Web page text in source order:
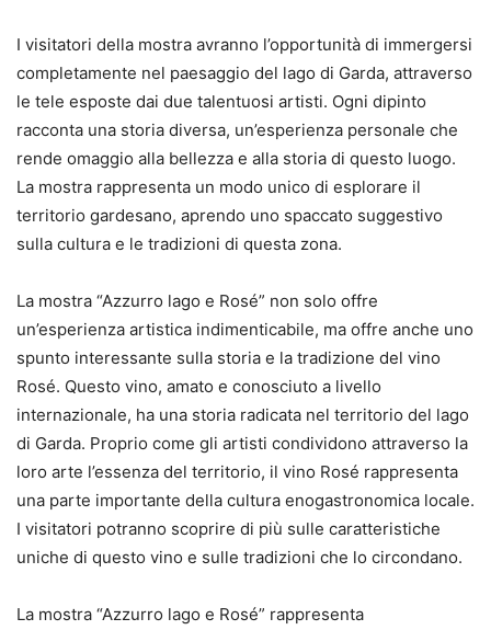
I visitatori della mostra avranno l’opportunità di immergersi
completamente nel paesaggio del lago di Garda, attraverso
le tele esposte dai due talentuosi artisti. Ogni dipinto
racconta una storia diversa, un’esperienza personale che
rende omaggio alla bellezza e alla storia di questo luogo.
La mostra rappresenta un modo unico di esplorare il
territorio gardesano, aprendo uno spaccato suggestivo
sulla cultura e le tradizioni di questa zona.
La mostra “Azzurro lago e Rosé” non solo offre
un’esperienza artistica indimenticabile, ma offre anche uno
spunto interessante sulla storia e la tradizione del vino
Rosé. Questo vino, amato e conosciuto a livello
internazionale, ha una storia radicata nel territorio del lago
di Garda. Proprio come gli artisti condividono attraverso la
loro arte l’essenza del territorio, il vino Rosé rappresenta
una parte importante della cultura enogastronomica locale.
I visitatori potranno scoprire di più sulle caratteristiche
uniche di questo vino e sulle tradizioni che lo circondano.
La mostra “Azzurro lago e Rosé” rappresenta